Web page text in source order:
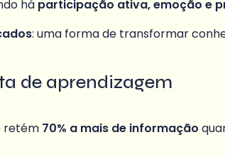
há participação ativa, emoção e
: uma forma de transformar
de aprendizagem
retém 70% a mais de informação